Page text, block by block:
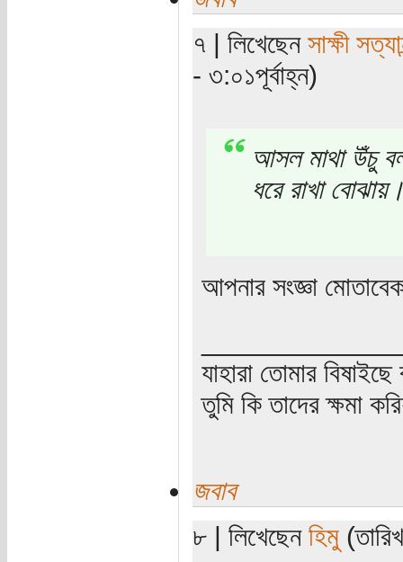
৭ | লিখেছেন সাক্ষী
- ৩:০১পূর্বাহ্ন)
আসল মাথা উঁচু
ধরে রাখা
আপনার সংজ্ঞা
যাহারা তোমার
তুমি কি তাদের ক্ষমা
জবাব
৮ | লিখেছেন হিমু